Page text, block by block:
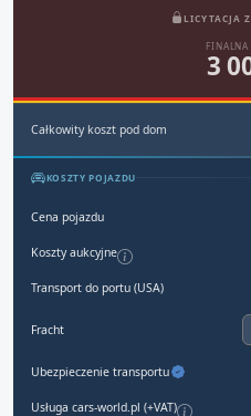
LICYTACJA
FINALNA
3
Całkowity koszt pod dom
KOSZTY POJAZDU
Cena pojazdu
Koszty aukcyjne
Transport do portu (USA)
Fracht
Ubezpieczenie transportu
Usługa cars-world.pl (+VAT)